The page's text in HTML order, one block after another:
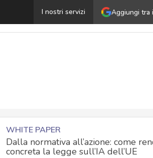
Aggiungi tra
I nostri servizi
Pseudonimizzazione dati: storica
WHITE PAPER
Dalla normativa all’azione: come
concreta la legge sull’IA dell’UE